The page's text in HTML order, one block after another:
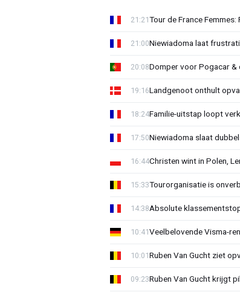
Tour de France
21:21
Niewiadoma laat
21:00
Domper voor Pogacar
20:08
Landgenoot onthult
19:16
Familie-uitstap loopt
18:24
Niewiadoma slaat
17:50
Christen wint in Polen,
16:44
Tourorganisatie is
15:33
Absolute
14:38
Veelbelovende Visma-
10:41
Ruben Van Gucht ziet
10:01
Ruben Van Gucht krijgt
09:23